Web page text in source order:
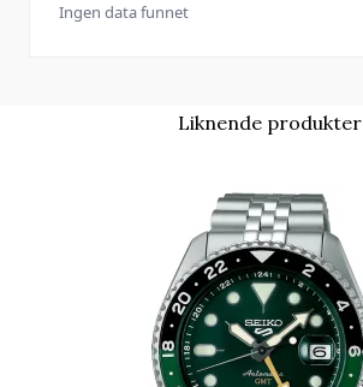
Ingen data funnet
Liknende produkter